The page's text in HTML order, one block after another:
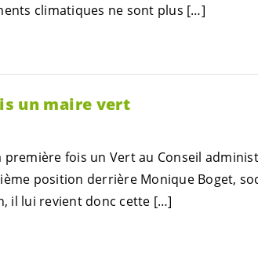
climatiques ne sont plus […]
un maire vert
fois un Vert au Conseil
position derrière Monique Boget,
il lui revient donc cette […]